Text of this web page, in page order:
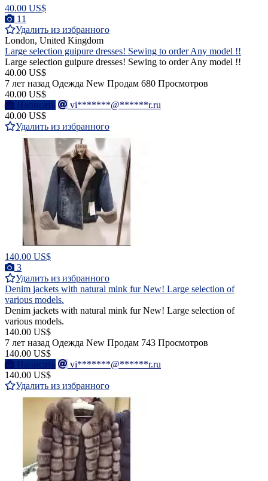
40.00 US$
11
Удалить из избранного
London, United Kingdom
Large selection guipure dresses! Sewing to order Any model !!
Large selection guipure dresses! Sewing to order Any model !!
40.00 US$
7 лет назад Одежда New Продам 680 Просмотров
40.00 US$
Написать
vi*******@******r.ru
40.00 US$
Удалить из избранного
140.00 US$
3
Удалить из избранного
Denim jackets with natural mink fur New! Large selection of
various models.
Denim jackets with natural mink fur New! Large selection of
various models.
140.00 US$
7 лет назад Одежда New Продам 743 Просмотров
140.00 US$
Написать
vi*******@******r.ru
140.00 US$
Удалить из избранного